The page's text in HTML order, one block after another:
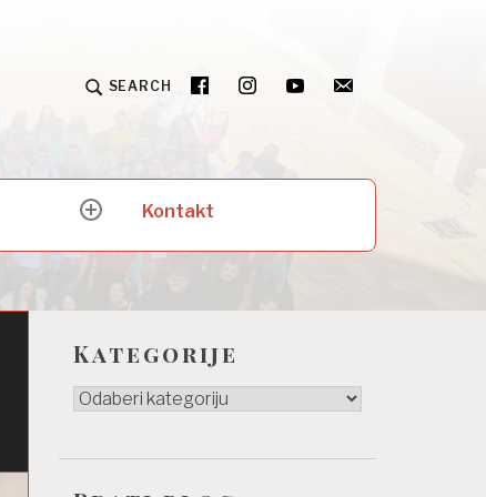
SEARCH
expand
menu
Kontakt
Kategorije
Kategorije